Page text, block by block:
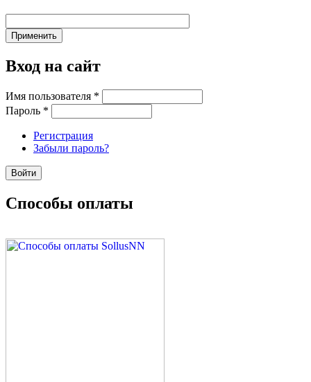
Вход на сайт
Имя пользователя *
Пароль *
Регистрация
Забыли пароль?
Способы оплаты